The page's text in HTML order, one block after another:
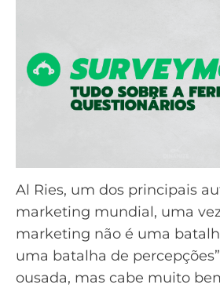
Al Ries, um dos principais
marketing mundial, uma
marketing não é uma
uma batalha de
ousada, mas cabe muito